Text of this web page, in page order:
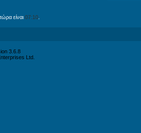
είναι 07:10
3.6.8
Ltd.